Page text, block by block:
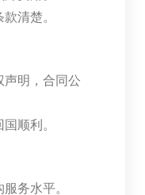
清楚。
明，合同公
顺利。
务水平。